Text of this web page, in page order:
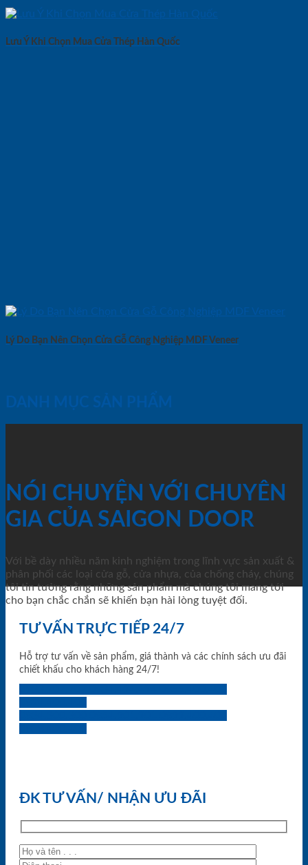
Lưu Ý Khi Chọn Mua Cửa Thép Hàn Quốc
Lý Do Bạn Nên Chọn Cửa Gỗ Công Nghiệp MDF Veneer
DANH MỤC SẢN PHẨM
NÓI CHUYỆN VỚI CHUYÊN
GIA CỦA SAIGON DOOR
Với bề dày nhiều năm kinh nghiệm trong lĩnh vực sản xuất &
phân phối các loại cửa gỗ, cửa nhựa, của chống cháy, chúng
tôi tin tưởng rằng những sản phẩm mà chúng tôi mang tới
cho bạn chắc chắn sẽ khiến bạn hài lòng tuyệt đối.
TƯ VẤN TRỰC TIẾP 24/7
Hỗ trợ tư vấn về sản phẩm, giá thành và các chính sách ưu đãi
chiết khấu cho khách hàng 24/7!
ĐK TƯ VẤN/ NHẬN ƯU ĐÃI